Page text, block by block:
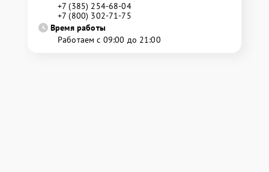
+7 (385) 254-68-04
+7 (800) 302-71-75
Время работы
Работаем с 09:00 до 21:00